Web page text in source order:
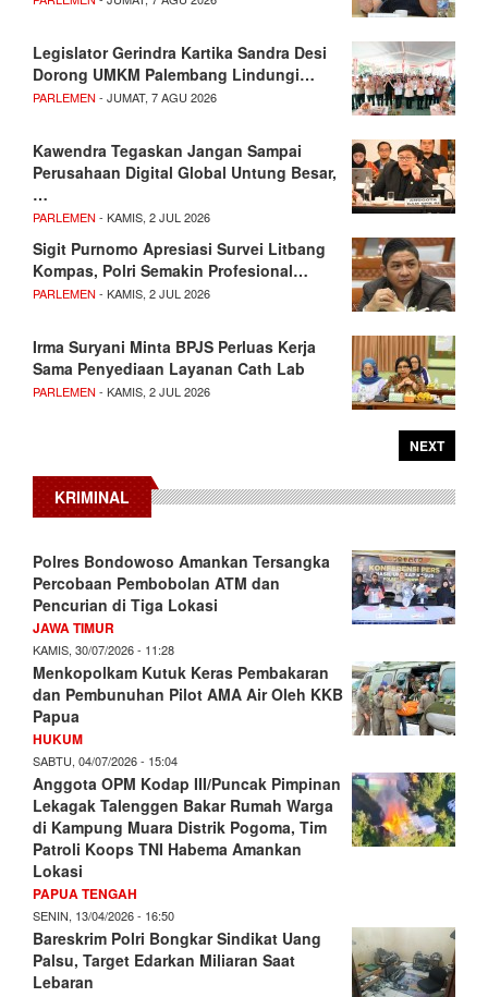
Legislator Gerindra Kartika Sandra Desi
Dorong UMKM Palembang Lindungi…
PARLEMEN - JUMAT, 7 AGU 2026
Kawendra Tegaskan Jangan Sampai
Perusahaan Digital Global Untung Besar,
…
PARLEMEN - KAMIS, 2 JUL 2026
Sigit Purnomo Apresiasi Survei Litbang
Kompas, Polri Semakin Profesional…
PARLEMEN - KAMIS, 2 JUL 2026
Irma Suryani Minta BPJS Perluas Kerja
Sama Penyediaan Layanan Cath Lab
PARLEMEN - KAMIS, 2 JUL 2026
NEXT
KRIMINAL
Polres Bondowoso Amankan Tersangka
Percobaan Pembobolan ATM dan
Pencurian di Tiga Lokasi
JAWA TIMUR
KAMIS, 30/07/2026 - 11:28
Menkopolkam Kutuk Keras Pembakaran
dan Pembunuhan Pilot AMA Air Oleh KKB
Papua
HUKUM
SABTU, 04/07/2026 - 15:04
Anggota OPM Kodap III/Puncak Pimpinan
Lekagak Talenggen Bakar Rumah Warga
di Kampung Muara Distrik Pogoma, Tim
Patroli Koops TNI Habema Amankan
Lokasi
PAPUA TENGAH
SENIN, 13/04/2026 - 16:50
Bareskrim Polri Bongkar Sindikat Uang
Palsu, Target Edarkan Miliaran Saat
Lebaran